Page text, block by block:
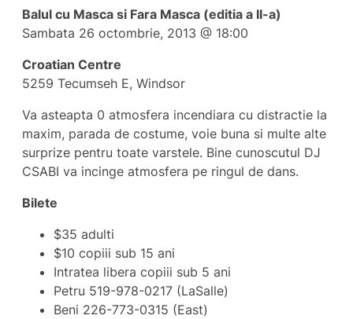
Balul cu Masca si Fara Masca (editia a II-a)
Sambata 26 octombrie, 2013 @ 18:00
Croatian Centre
5259 Tecumseh E, Windsor
Va asteapta 0 atmosfera incendiara cu distractie la
maxim, parada de costume, voie buna si multe alte
surprize pentru toate varstele. Bine cunoscutul DJ
CSABI va incinge atmosfera pe ringul de dans.
Bilete
$35 adulti
$10 copiii sub 15 ani
Intratea libera copiii sub 5 ani
Petru 519-978-0217 (LaSalle)
Beni 226-773-0315 (East)